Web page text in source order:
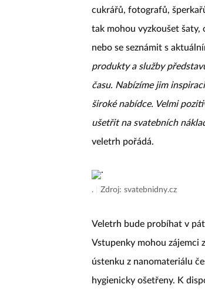
cukrářů, fotografů,
tak mohou vyzkoušet
nebo se seznámit s
produkty a služby
času. Nabízíme jim
široké nabídce. Velmi
ušetřit na svatebních
veletrh pořádá.
. Zdroj: svatebnidny.cz
Veletrh bude probíhat v
Vstupenky mohou zájemci
ústenku z nanomateriálu
hygienicky ošetřeny. K